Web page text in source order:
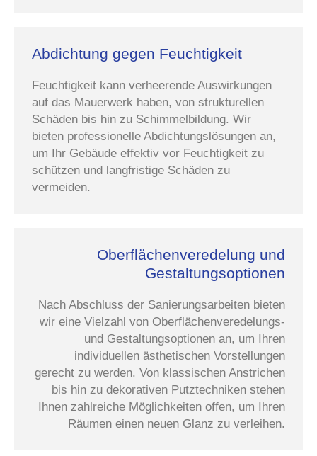
Abdichtung gegen Feuchtigkeit
Feuchtigkeit kann verheerende Auswirkungen
auf das Mauerwerk haben, von strukturellen
Schäden bis hin zu Schimmelbildung. Wir
bieten professionelle Abdichtungslösungen an,
um Ihr Gebäude effektiv vor Feuchtigkeit zu
schützen und langfristige Schäden zu
vermeiden.
Oberflächenveredelung und
Gestaltungsoptionen
Nach Abschluss der Sanierungsarbeiten bieten
wir eine Vielzahl von Oberflächenveredelungs-
und Gestaltungsoptionen an, um Ihren
individuellen ästhetischen Vorstellungen
gerecht zu werden. Von klassischen Anstrichen
bis hin zu dekorativen Putztechniken stehen
Ihnen zahlreiche Möglichkeiten offen, um Ihren
Räumen einen neuen Glanz zu verleihen.